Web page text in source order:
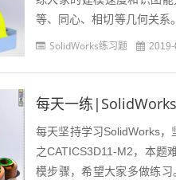
等、同心、相切等几何关系
和几何关系，由于参数变化...
SolidWorks练习题
每天一练|SolidWorks
每天坚持学习SolidWorks
之CATICS3D11-M2，本题
模步骤，希望大家多做练习